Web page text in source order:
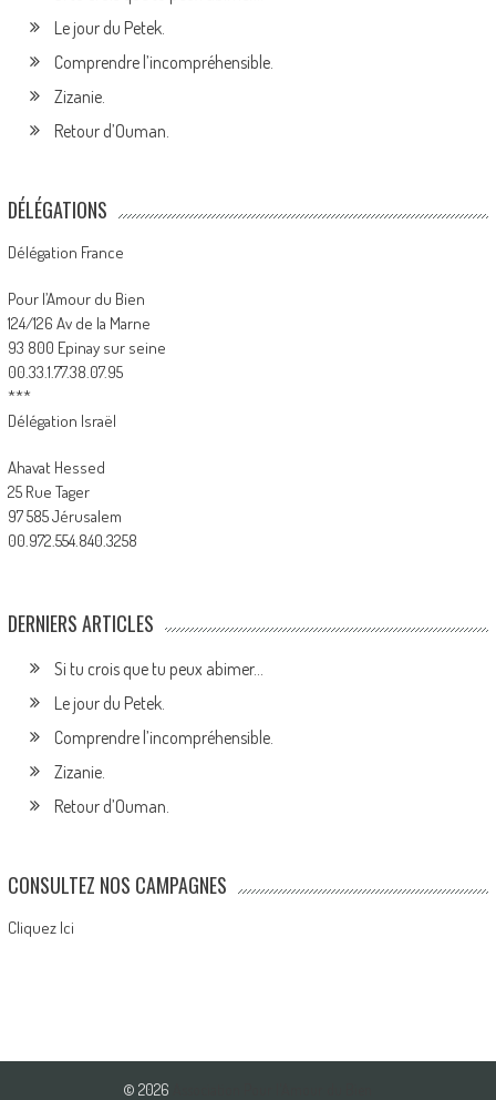
Le jour du Petek.
Comprendre l’incompréhensible.
Zizanie.
Retour d’Ouman.
DÉLÉGATIONS
Délégation France
Pour l’Amour du Bien
124/126 Av de la Marne
93 800 Epinay sur seine
00.33.1.77.38.07.95
***
Délégation Israël
Ahavat Hessed
25 Rue Tager
97 585 Jérusalem
00.972.554.840.3258
DERNIERS ARTICLES
Si tu crois que tu peux abimer…
Le jour du Petek.
Comprendre l’incompréhensible.
Zizanie.
Retour d’Ouman.
CONSULTEZ NOS CAMPAGNES
Cliquez Ici
© 2026